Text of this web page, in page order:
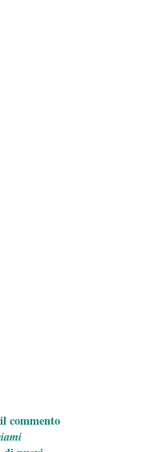
commento